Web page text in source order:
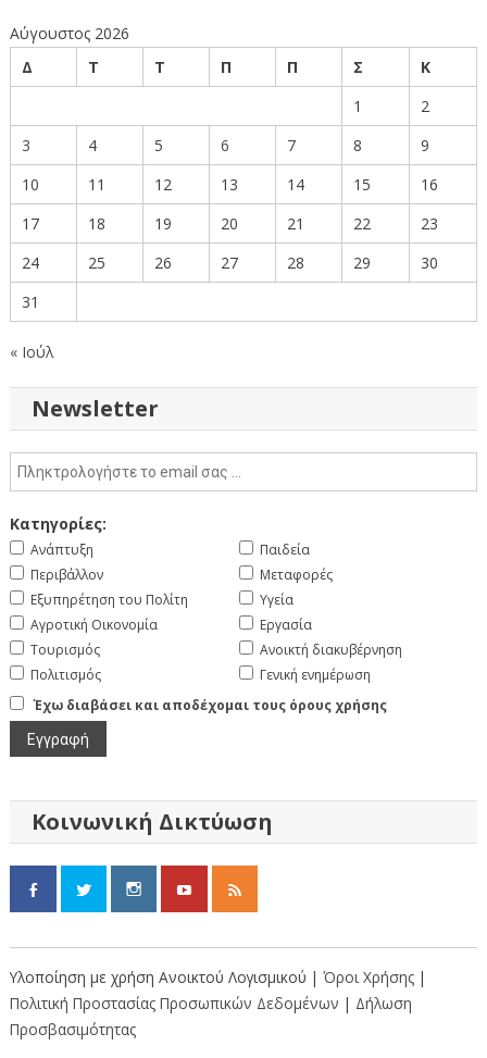
Αύγουστος 2026
Δ
Τ Τ Π Π Σ
Κ
1
2
3
4 5 6 7 8
9
10
11 12 13 14 15
16
17
18 19 20 21 22
23
24
25 26 27 28 29
30
31
« Ιούλ
Newsletter
Κατηγορίες:
Ανάπτυξη
Περιβάλλον
Εξυπηρέτηση του Πολίτη
Αγροτική Οικονομία
Τουρισμός
Πολιτισμός
Παιδεία
Μεταφορές
Υγεία
Εργασία
Ανοικτή διακυβέρνηση
Γενική ενημέρωση
Έχω διαβάσει και αποδέχομαι τους όρους χρήσης
Κοινωνική Δικτύωση
Υλοποίηση με χρήση Ανοικτού Λογισμικού | Όροι Χρήσης |
Πολιτική Προστασίας Προσωπικών Δεδομένων | Δήλωση
Προσβασιμότητας